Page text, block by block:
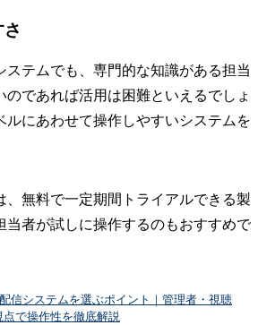
ステムでも、専門的な知識がある担当
のであれば活用は困難といえるでしょ
ルにあわせて操作しやすいシステムを
、無料で一定期間トライアルできる製
当者が試しに操作するのもおすすめで
信システムを選ぶポイント｜管理者・視聴
で操作性を徹底解説